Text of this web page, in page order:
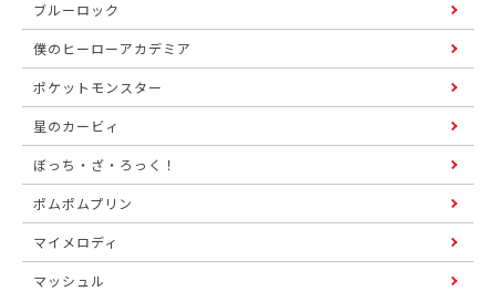
ブルーロック
僕のヒーローアカデミア
ポケットモンスター
星のカービィ
ぼっち・ざ・ろっく！
ポムポムプリン
マイメロディ
マッシュル